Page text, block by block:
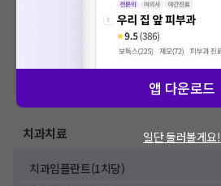
추가비용 등으로 실제
한 가격은 해당 의료기관에 직접 문의해주세요.
건강보험심사평가원
에
격입니다. (진료와 연관된 복합적인 비용이 추
산정될 수 있는 점 참고 바랍니다.)
VAT 포함
치과치료
치과임플란트(1치당)
앱 다운로드
일단 둘러볼게요!